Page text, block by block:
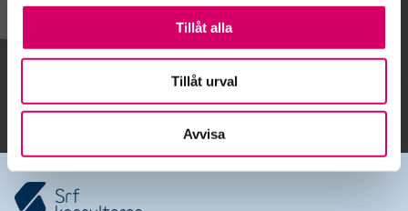
Tillåt alla
Tillåt urval
Avvisa
Gå till kalendariet
Lägg till i kalender